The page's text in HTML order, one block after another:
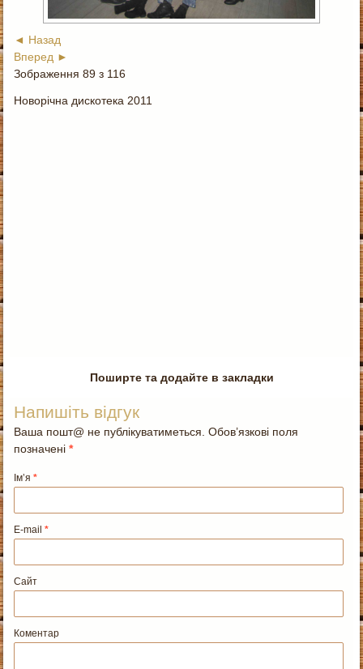
◄ Назад
Вперед ►
Зображення 89 з 116
Новорічна дискотека 2011
Поширте та додайте в закладки
Напишіть відгук
Ваша пошт@ не публікуватиметься. Обов’язкові поля
позначені*
Ім’я*
E-mail*
Сайт
Коментар